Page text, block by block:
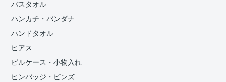
バスタオル
ハンカチ・バンダナ
ハンドタオル
ピアス
ピルケース・小物入れ
ピンバッジ・ピンズ